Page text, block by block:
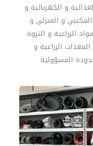
و الكهربائية و
المكتبي و المنزلي و
الزراعية و الثروة
الزراعية و
المسؤولية